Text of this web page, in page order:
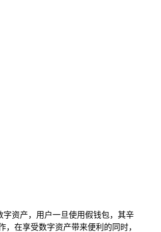
资产，用户一旦使用假钱包，其辛
在享受数字资产带来便利的同时，